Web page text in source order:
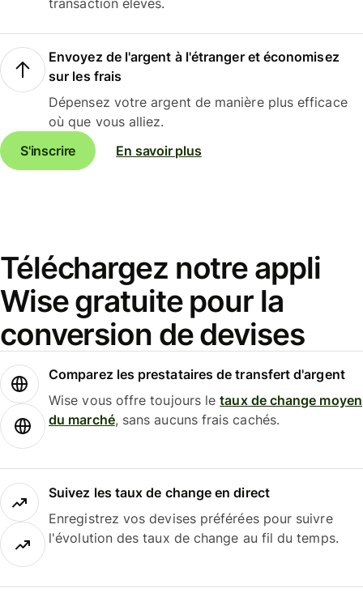
transaction élevés.
Envoyez de l'argent à l'étranger et économisez
sur les frais
Dépensez votre argent de manière plus efficace
où que vous alliez.
S'inscrire
En savoir plus
Téléchargez notre appli
Wise gratuite pour la
conversion de devises
Comparez les prestataires de transfert d'argent
Wise vous offre toujours letaux de change moyen
du marché, sans aucuns frais cachés.
Suivez les taux de change en direct
Enregistrez vos devises préférées pour suivre
l'évolution des taux de change au fil du temps.